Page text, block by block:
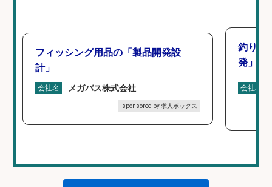
フィッシング用品の「製品開発設
計」
会社名 メガバス株式会社
sponsored by 求人ボックス
釣り好
発」/
会社名